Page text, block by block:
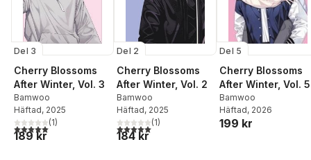
Del 3
Cherry Blossoms
After Winter, Vol. 3
Bamwoo
Häftad, 2025
5,0utav 5 stjärnor. Totalt antal röster:
(1)
189 kr
Del 2
Cherry Blossoms
After Winter, Vol. 2
Bamwoo
Häftad, 2025
5,0utav 5 stjärnor. Totalt antal röster:
(1)
184 kr
Del 5
Cherry Blossoms
After Winter, Vol. 5
Bamwoo
Häftad, 2026
199 kr